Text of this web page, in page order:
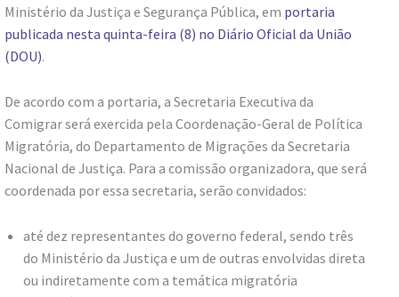
Ministério da Justiça e Segurança Pública, em portaria
publicada nesta quinta-feira (8) no Diário Oficial da União
(DOU).
De acordo com a portaria, a Secretaria Executiva da
Comigrar será exercida pela Coordenação-Geral de Política
Migratória, do Departamento de Migrações da Secretaria
Nacional de Justiça. Para a comissão organizadora, que será
coordenada por essa secretaria, serão convidados:
até dez representantes do governo federal, sendo três
do Ministério da Justiça e um de outras envolvidas direta
ou indiretamente com a temática migratória